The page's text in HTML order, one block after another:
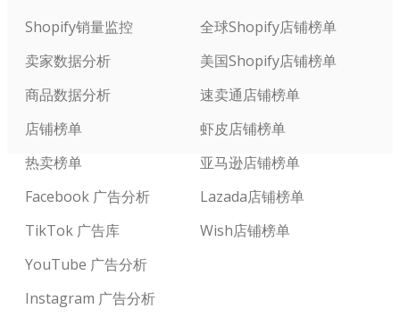
Shopify销量监控
卖家数据分析
商品数据分析
店铺榜单
热卖榜单
Facebook 广告分析
TikTok 广告库
YouTube 广告分析
Instagram 广告分析
全球Shopify店铺榜单
美国Shopify店铺榜单
速卖通店铺榜单
虾皮店铺榜单
亚马逊店铺榜单
Lazada店铺榜单
Wish店铺榜单